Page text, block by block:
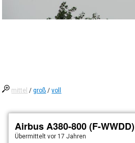
mittel /groß /voll
Airbus A380-800 (F-WWDD)
Übermitteltvor 17 Jahren